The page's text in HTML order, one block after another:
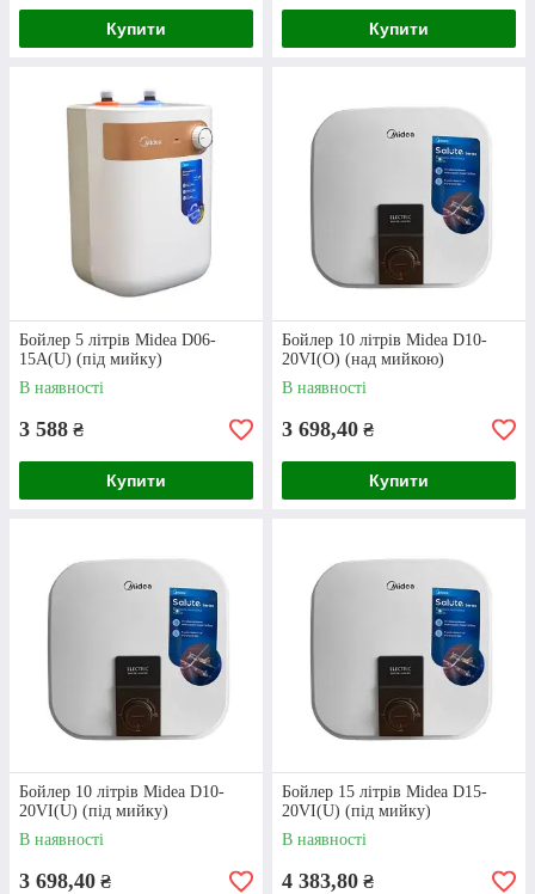
Водонагрівач Midea (80 л)
Компактний бойлер для монтажу під мийку.
Обʼєм — 10 л. Сталевий корпус із захистом
л. Металевий корпус із антикорозійним
захистом.
Купити Купити
Бойлер 5 літрів Midea D06-
15A(U) (під мийку)
В наявності
3 588 ₴
Купити
Бойлер 10 літрів Midea D10-
20VI(O) (над мийкою)
В наявності
3 698,40 ₴
Купити
Бойлер 10 літрів Midea D10-
20VI(U) (під мийку)
В наявності
3 698,40 ₴
Бойлер 15 літрів Midea D15-
20VI(U) (під мийку)
В наявності
4 383,80 ₴